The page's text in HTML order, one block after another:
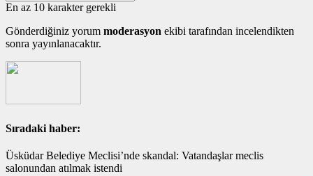
En az 10 karakter gerekli
Gönderdiğiniz yorum moderasyon ekibi tarafından incelendikten
sonra yayınlanacaktır.
Sıradaki haber:
Üsküdar Belediye Meclisi’nde skandal: Vatandaşlar meclis
salonundan atılmak istendi